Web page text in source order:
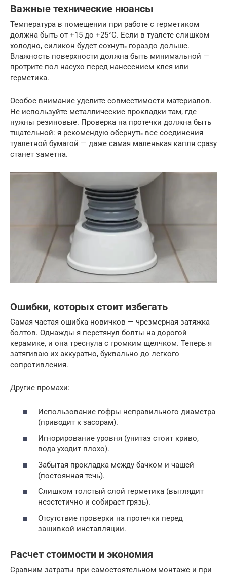
Важные технические нюансы
Температура в помещении при работе с герметиком
должна быть от +15 до +25°C. Если в туалете слишком
холодно, силикон будет сохнуть гораздо дольше.
Влажность поверхности должна быть минимальной —
протрите пол насухо перед нанесением клея или
герметика.
Особое внимание уделите совместимости материалов.
Не используйте металлические прокладки там, где
нужны резиновые. Проверка на протечки должна быть
тщательной: я рекомендую обернуть все соединения
туалетной бумагой — даже самая маленькая капля сразу
станет заметна.
Ошибки, которых стоит избегать
Самая частая ошибка новичков — чрезмерная затяжка
болтов. Однажды я перетянул болты на дорогой
керамике, и она треснула с громким щелчком. Теперь я
затягиваю их аккуратно, буквально до легкого
сопротивления.
Другие промахи:
Использование гофры неправильного диаметра
(приводит к засорам).
Игнорирование уровня (унитаз стоит криво,
вода уходит плохо).
Забытая прокладка между бачком и чашей
(постоянная течь).
Слишком толстый слой герметика (выглядит
неэстетично и собирает грязь).
Отсутствие проверки на протечки перед
зашивкой инсталляции.
Расчет стоимости и экономия
Сравним затраты при самостоятельном монтаже и при